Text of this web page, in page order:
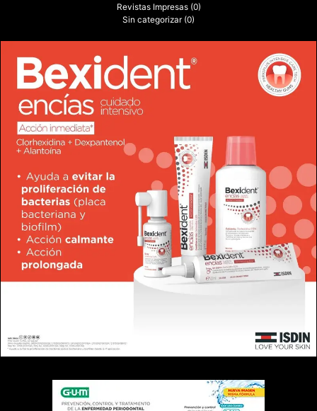
Revistas Impresas (0)
Sin categorizar (0)